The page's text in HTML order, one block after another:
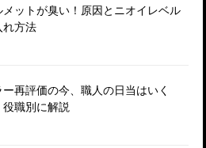
ットが臭い！原因とニオイレベル
れ方法
再評価の今、職人の日当はいく
職別に解説